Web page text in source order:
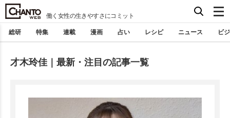
働く女性の生きやすさにコミット
総研 特集 連載 漫画 占い レシピ ニュース ビ
才木玲佳｜最新・注目の記事一覧